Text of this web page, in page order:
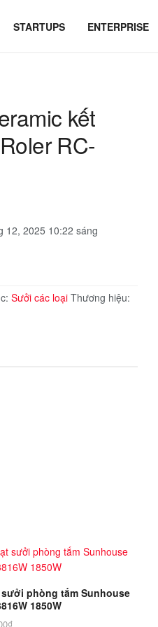
STARTUPS ENTERPRISE
kết
RC-
12, 2025 10:22 sáng
Sưởi các loại Thương hiệu:
phòng tắm Sunhouse
1850W
₫